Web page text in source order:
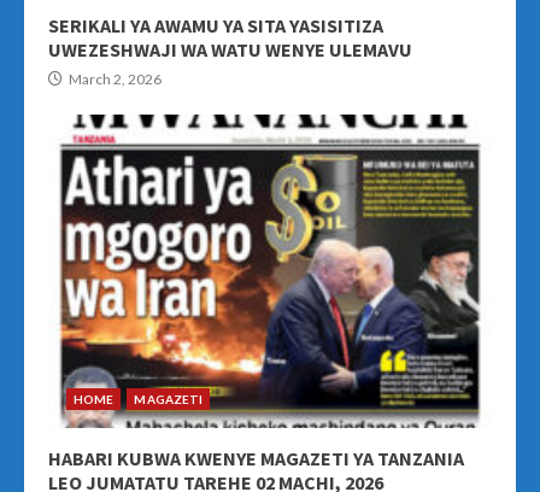
SERIKALI YA AWAMU YA SITA YASISITIZA
UWEZESHWAJI WA WATU WENYE ULEMAVU
March 2, 2026
HOME MAGAZETI
HABARI KUBWA KWENYE MAGAZETI YA TANZANIA
LEO JUMATATU TAREHE 02 MACHI, 2026